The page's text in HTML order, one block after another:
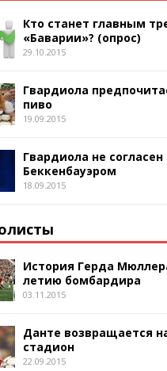
Кто станет главным
«Баварии»? (опрос)
29.10.2015
Гвардиола
пиво
19.09.2015
Гвардиола не согласен
Беккенбауэром
18.09.2015
История Герда
летию бомбардира
03.11.2015
Данте возвращается
стадион
22.09.2015